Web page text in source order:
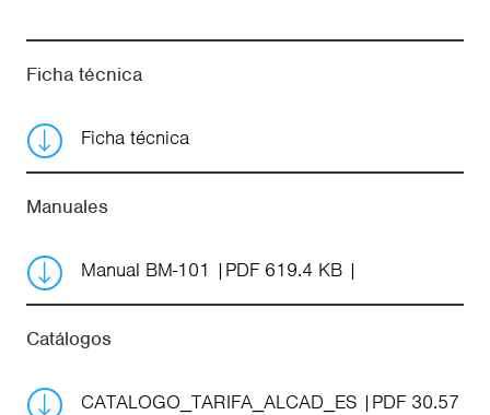
Ficha técnica
Ficha técnica
Manuales
Manual BM-101 PDF 619.4 KB
Catálogos
CATALOGO_TARIFA_ALCAD_ES
PDF 30.57